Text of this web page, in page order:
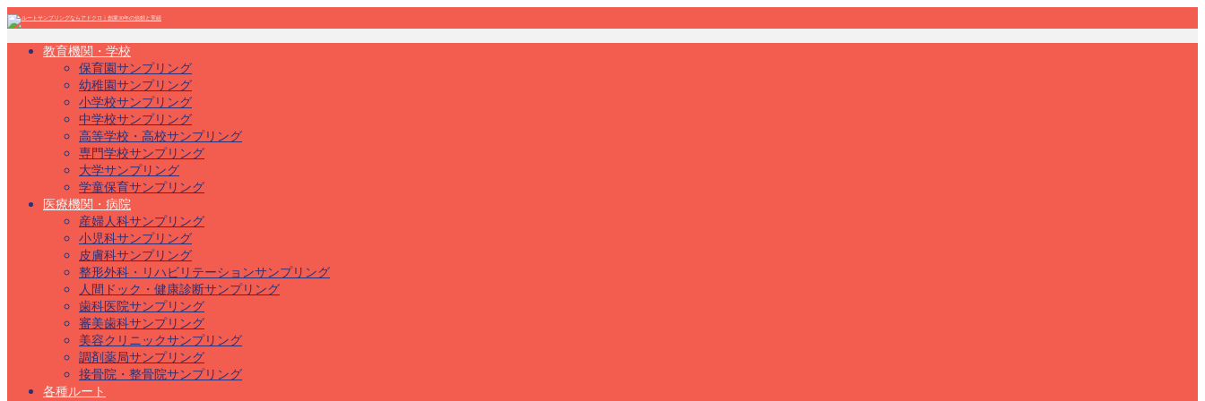
教育機関・学校
保育園サンプリング
幼稚園サンプリング
小学校サンプリング
中学校サンプリング
高等学校・高校サンプリング
専門学校サンプリング
大学サンプリング
学童保育サンプリング
医療機関・病院
産婦人科サンプリング
小児科サンプリング
皮膚科サンプリング
整形外科・リハビリテーションサンプリング
人間ドック・健康診断サンプリング
歯科医院サンプリング
審美歯科サンプリング
美容クリニックサンプリング
調剤薬局サンプリング
接骨院・整骨院サンプリング
各種ルート